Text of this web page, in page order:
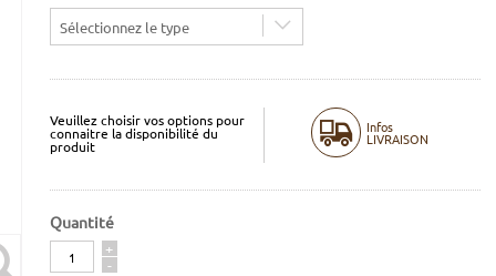
Sélectionnez le type
Veuillez choisir vos options pour
connaitre la disponibilité du
produit
Infos
LIVRAISON
Quantité
Quantité
+
-